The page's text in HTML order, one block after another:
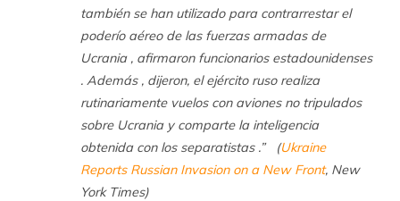
también se han utilizado para contrarrestar el
poderío aéreo de las fuerzas armadas de
Ucrania , afirmaron funcionarios estadounidenses
. Además , dijeron, el ejército ruso realiza
rutinariamente vuelos con aviones no tripulados
sobre Ucrania y comparte la inteligencia
obtenida con los separatistas .”
(Ukraine
Reports Russian Invasion on a New Front, New
York Times)